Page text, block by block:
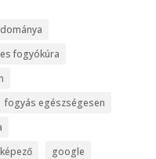
fogyókúra
fogyás egészségesen
google